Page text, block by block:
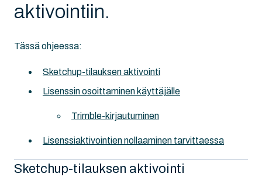
aktivointiin.
Tässä ohjeessa:
Sketchup-tilauksen aktivointi
Lisenssin osoittaminen käyttäjälle
Trimble-kirjautuminen
Lisenssiaktivointien nollaaminen tarvittaessa
Sketchup-tilauksen aktivointi